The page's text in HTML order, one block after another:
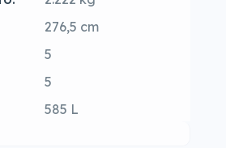
276,5 cm
5
5
585 L